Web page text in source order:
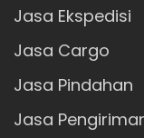
Jasa Ekspedisi
Jasa Cargo
Jasa Pindahan
Jasa